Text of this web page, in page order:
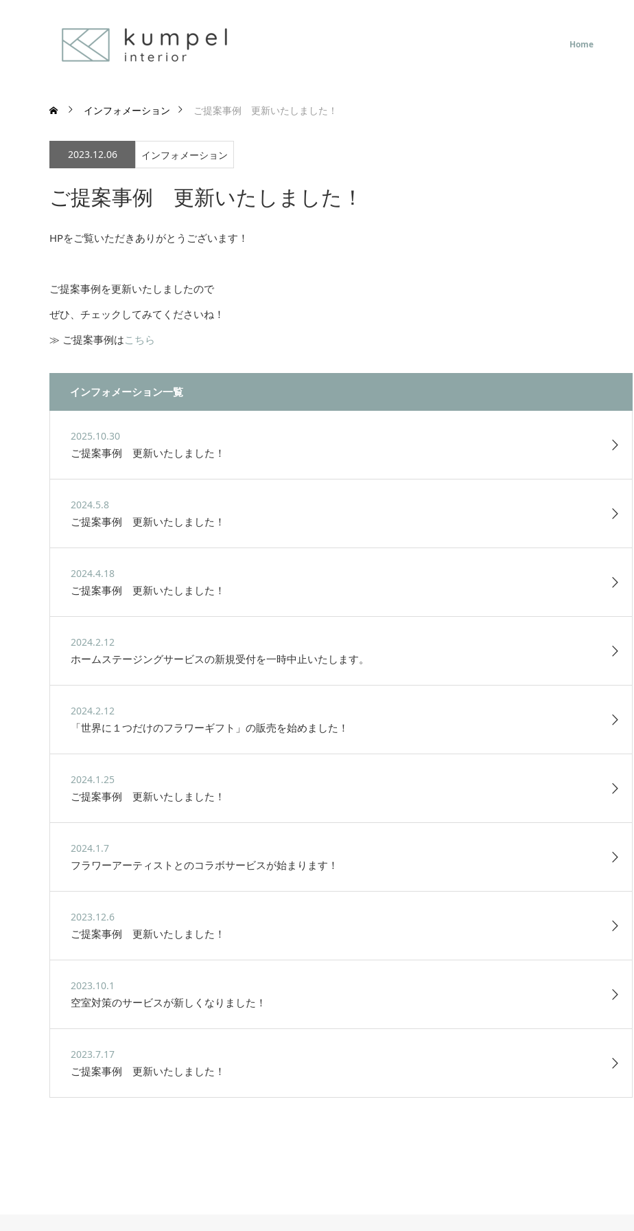
Home
インフォメーション ご提案事例 更新いたしました！
2023.12.06 インフォメーション
ご提案事例 更新いたしました！
HPをご覧いただきありがとうございます！
ご提案事例を更新いたしましたので
ぜひ、チェックしてみてくださいね！
≫ ご提案事例はこちら
インフォメーション一覧
2025.10.30
ご提案事例 更新いたしました！
2024.5.8
ご提案事例 更新いたしました！
2024.4.18
ご提案事例 更新いたしました！
2024.2.12
ホームステージングサービスの新規受付を一時中止いたします。
2024.2.12
「世界に１つだけのフラワーギフト」の販売を始めました！
2024.1.25
ご提案事例 更新いたしました！
2024.1.7
フラワーアーティストとのコラボサービスが始まります！
2023.12.6
ご提案事例 更新いたしました！
2023.10.1
空室対策のサービスが新しくなりました！
2023.7.17
ご提案事例 更新いたしました！